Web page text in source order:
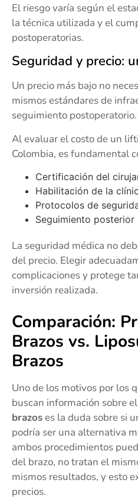
El riesgo varía según el
la técnica utilizada y el
postoperatorias.
Seguridad y precio:
Un precio más bajo no
mismos estándares de
seguimiento postoperatorio.
Al evaluar el costo de un
Colombia, es fundamental
Certificación del
Habilitación de la
Protocolos de
Seguimiento posterior
La seguridad médica no
del precio. Elegir
complicaciones y protege
inversión realizada.
Comparación:
Brazos vs.
Brazos
Uno de los motivos por los
buscan información sobre el
brazoses la duda sobre si
podría ser una alternativa
ambos procedimientos
del brazo, no tratan el
mismos resultados, y esto
precios.